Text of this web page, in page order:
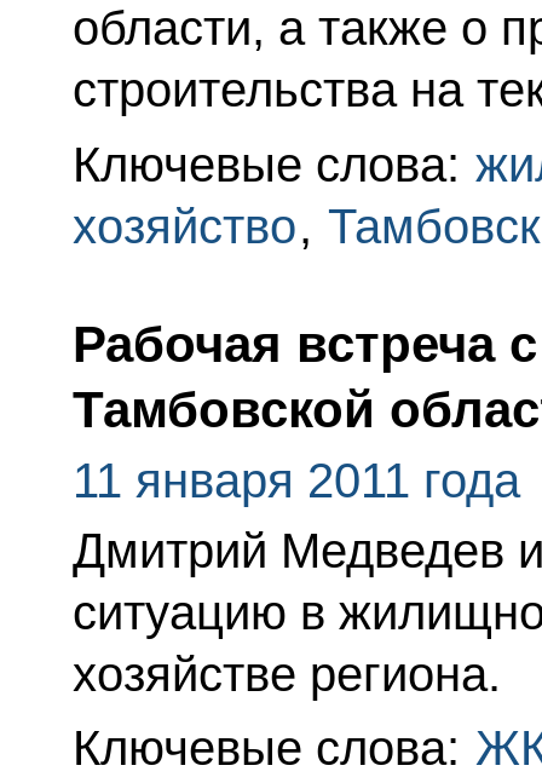
области, а также о
строительства на
Ключевые слова:
хозяйство,
Рабочая встреча
Тамбовской
11 января 2011 года
Дмитрий Медведев
ситуацию в
хозяйстве региона.
Ключевые слова: